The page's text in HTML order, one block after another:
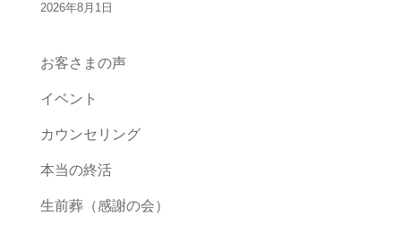
2026年8月1日
お客さまの声
イベント
カウンセリング
本当の終活
生前葬（感謝の会）